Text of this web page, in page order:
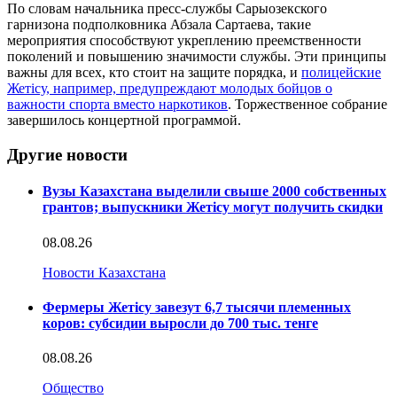
По словам начальника пресс-службы Сарыозекского
гарнизона подполковника Абзала Сартаева, такие
мероприятия способствуют укреплению преемственности
поколений и повышению значимости службы. Эти принципы
важны для всех, кто стоит на защите порядка, и полицейские
Жетісу, например, предупреждают молодых бойцов о
важности спорта вместо наркотиков. Торжественное собрание
завершилось концертной программой.
Другие новости
Вузы Казахстана выделили свыше 2000 собственных
грантов; выпускники Жетісу могут получить скидки
08.08.26
Новости Казахстана
Фермеры Жетісу завезут 6,7 тысячи племенных
коров: субсидии выросли до 700 тыс. тенге
08.08.26
Общество